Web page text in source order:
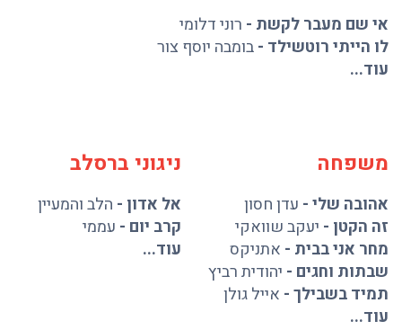
אי שם מעבר לקשת - רוני דלומי
לו הייתי רוטשילד -בומבה יוסף צור
עוד...
משפחה
אהובה שלי- עדן חסון
זה הקטן - יעקב שוואקי
מחר אני בבית - אתניקס
שבתות וחגים - יהודית רביץ
תמיד בשבילך- אייל גולן
עוד...
ניגוני ברסלב
אל אדון - הלב והמעיין
קרב יום - עממי
עוד...